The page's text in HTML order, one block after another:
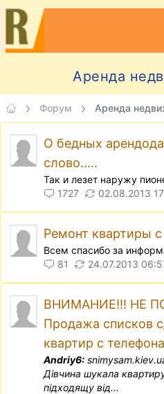
Аренда
Форум Аренда
О бедных
слово.....
Так и лезет наружу
1727
02.08.2013
Ремонт квартиры
Всем спасибо за
81
24.07.2013
ВНИМАНИЕ!!! НЕ
Продажа списков
квартир с
Andriy6:
Дiвчина шукала
пiдходящу вiд...